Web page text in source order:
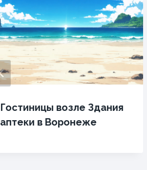
Гостиницы возле Здания
аптеки в Воронеже